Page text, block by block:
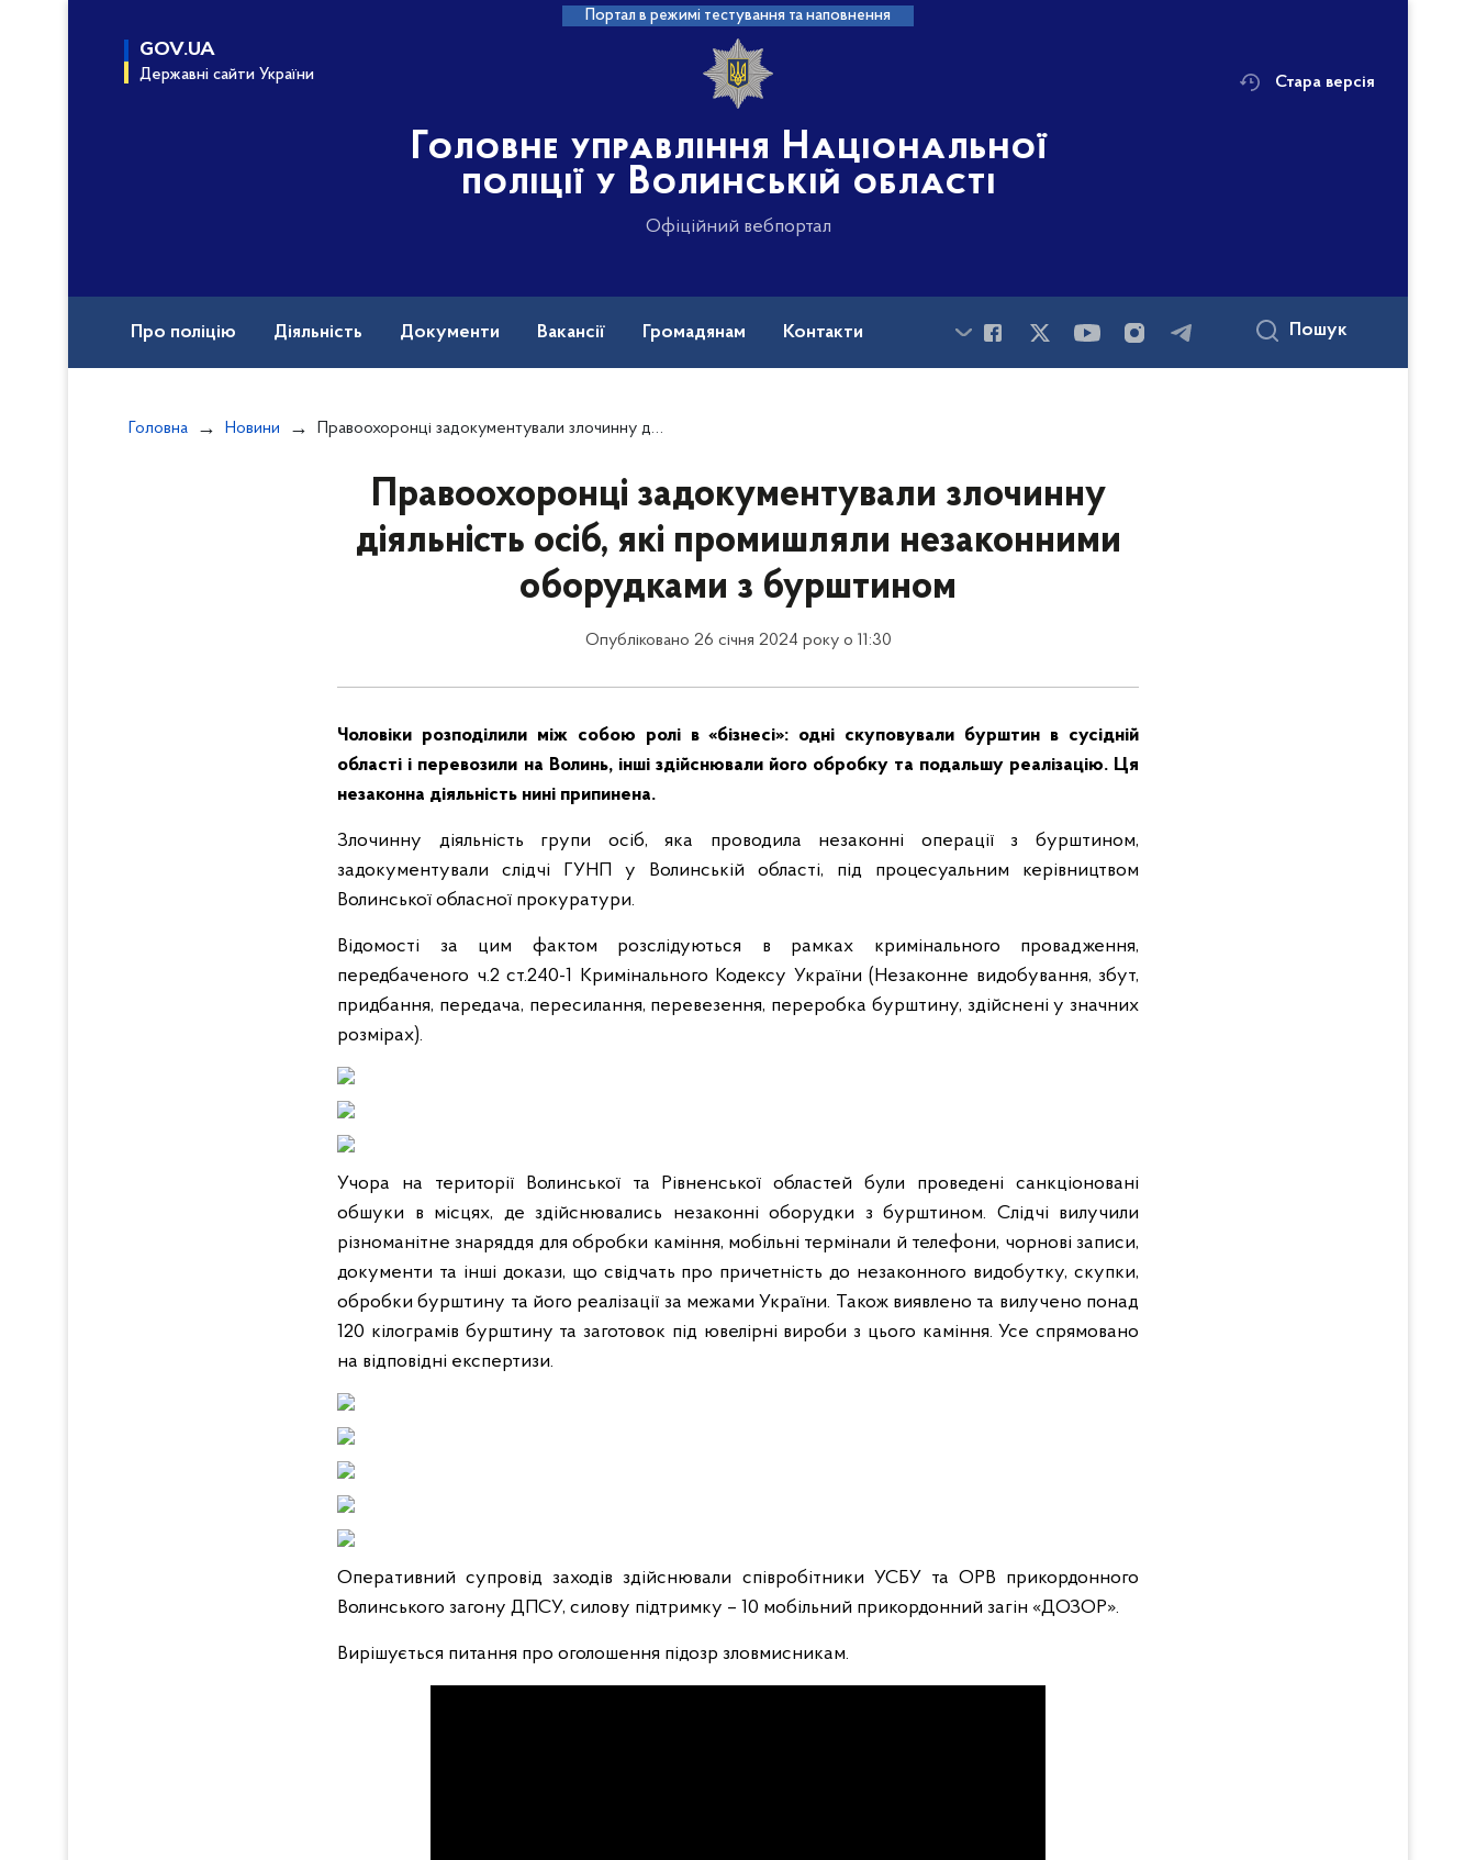
Портал в режимі тестування та наповнення
GOV.UA
Державні сайти України
Головне управління Національної
поліції у Волинській області
Офіційний вебпортал
Стара версія
Про поліцію Діяльність Документи Вакансії Громадянам Контакти Пошук
Головна Новини Правоохоронці задокументували злочинну діяльність осіб, які промишляли незаконними оборудками з бурштином
Правоохоронці задокументували злочинну
діяльність осіб, які промишляли незаконними
оборудками з бурштином
Опубліковано 26 січня 2024 року о 11:30
Чоловіки розподілили між собою ролі в «бізнесі»: одні скуповували бурштин в сусідній
області і перевозили на Волинь, інші здійснювали його обробку та подальшу реалізацію. Ця
незаконна діяльність нині припинена.
Злочинну діяльність групи осіб, яка проводила незаконні операції з бурштином,
задокументували слідчі ГУНП у Волинській області, під процесуальним керівництвом
Волинської обласної прокуратури.
Відомості за цим фактом розслідуються в рамках кримінального провадження,
передбаченого ч.2 ст.240-1 Кримінального Кодексу України (Незаконне видобування, збут,
придбання, передача, пересилання, перевезення, переробка бурштину, здійснені у значних
розмірах).
Учора на території Волинської та Рівненської областей були проведені санкціоновані
обшуки в місцях, де здійснювались незаконні оборудки з бурштином. Слідчі вилучили
різноманітне знаряддя для обробки каміння, мобільні термінали й телефони, чорнові записи,
документи та інші докази, що свідчать про причетність до незаконного видобутку, скупки,
обробки бурштину та його реалізації за межами України. Також виявлено та вилучено понад
120 кілограмів бурштину та заготовок під ювелірні вироби з цього каміння. Усе спрямовано
на відповідні експертизи.
Оперативний супровід заходів здійснювали співробітники УСБУ та ОРВ прикордонного
Волинського загону ДПСУ, силову підтримку – 10 мобільний прикордонний загін «ДОЗОР».
Вирішується питання про оголошення підозр зловмисникам.